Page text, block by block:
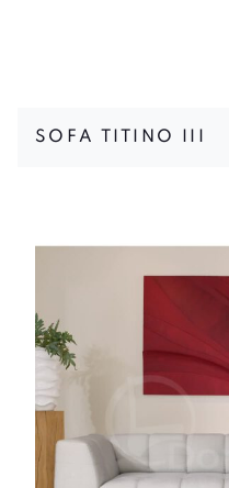
SOFA TITINO III